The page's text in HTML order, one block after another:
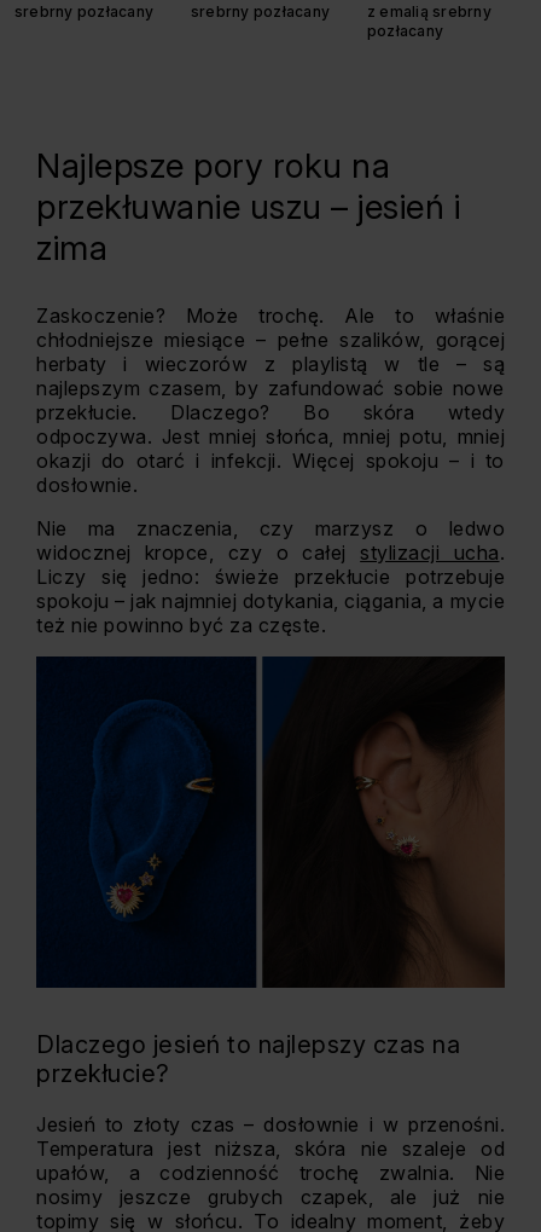
srebrny pozłacany srebrny pozłacany
z emalią srebrny
pozłacany
Najlepsze pory roku na
przekłuwanie uszu – jesień i
zima
Zaskoczenie? Może trochę. Ale to właśnie
chłodniejsze miesiące – pełne szalików, gorącej
herbaty i wieczorów z playlistą w tle – są
najlepszym czasem, by zafundować sobie nowe
przekłucie. Dlaczego? Bo skóra wtedy
odpoczywa. Jest mniej słońca, mniej potu, mniej
okazji do otarć i infekcji. Więcej spokoju – i to
dosłownie.
Nie ma znaczenia, czy marzysz o ledwo
widocznej kropce, czy o całej stylizacji ucha.
Liczy się jedno: świeże przekłucie potrzebuje
spokoju – jak najmniej dotykania, ciągania, a mycie
też nie powinno być za częste.
Dlaczego jesień to najlepszy czas na
przekłucie?
Jesień to złoty czas – dosłownie i w przenośni.
Temperatura jest niższa, skóra nie szaleje od
upałów, a codzienność trochę zwalnia. Nie
nosimy jeszcze grubych czapek, ale już nie
topimy się w słońcu. To idealny moment, żeby